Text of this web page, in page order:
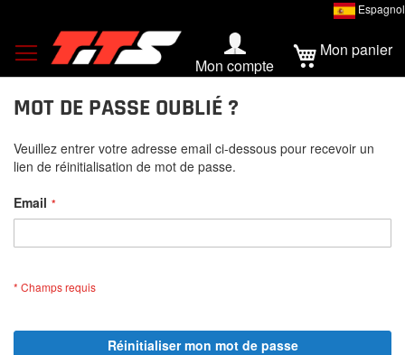
Espagnol
Mon compte
Mon panier
MOT DE PASSE OUBLIÉ ?
Veuillez entrer votre adresse email ci-dessous pour recevoir un
lien de réinitialisation de mot de passe.
Email
Réinitialiser mon mot de passe